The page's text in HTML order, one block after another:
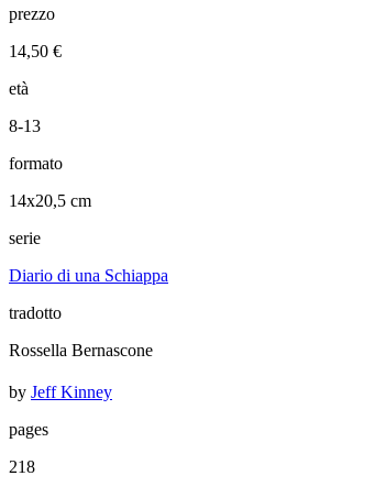
prezzo
14,50 €
età
8-13
formato
14x20,5 cm
serie
Diario di una Schiappa
tradotto
Rossella Bernascone
by Jeff Kinney
pages
218